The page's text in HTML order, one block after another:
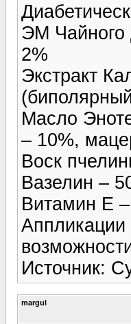
ЭМ
2%
Экстракт
Масло
– 10%,
Воск
Вазелин –
Витамин Е
Аппликации
Источник:
margul